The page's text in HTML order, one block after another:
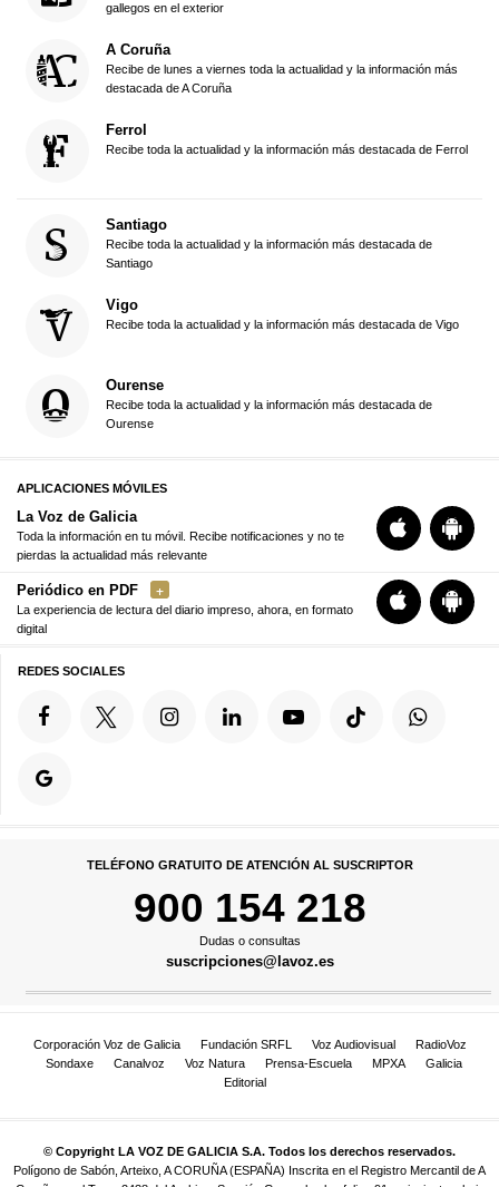
gallegos en el exterior
A Coruña
Recibe de lunes a viernes toda la actualidad y la información más
destacada de A Coruña
Ferrol
Recibe toda la actualidad y la información más destacada de Ferrol
Santiago
Recibe toda la actualidad y la información más destacada de
Santiago
Vigo
Recibe toda la actualidad y la información más destacada de Vigo
Ourense
Recibe toda la actualidad y la información más destacada de
Ourense
APLICACIONES MÓVILES
La Voz de Galicia
Toda la información en tu móvil. Recibe notificaciones y no te
pierdas la actualidad más relevante
Periódico en PDF
La experiencia de lectura del diario impreso, ahora, en formato
digital
REDES SOCIALES
TELÉFONO GRATUITO DE ATENCIÓN AL SUSCRIPTOR
900 154 218
Dudas o consultas
suscripciones@lavoz.es
Corporación Voz de Galicia Fundación SRFL Voz Audiovisual
RadioVoz
Sondaxe
Canalvoz Voz Natura Prensa-Escuela MPXA
Galicia
Editorial
© Copyright LA VOZ DE GALICIA S.A. Todos los derechos reservados.
Polígono de Sabón, Arteixo, A CORUÑA (ESPAÑA) Inscrita en el Registro Mercantil de A